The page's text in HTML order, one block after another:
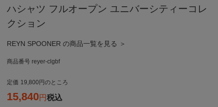
ハシャツ フルオープン ユニバーシティーコレ
クション
REYN SPOONER の商品一覧を見る ＞
商品番号 reyer-clgbf
定価 19,800 のところ
15,840 税込